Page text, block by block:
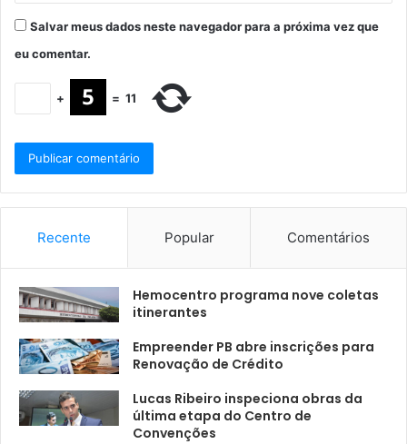
Salvar meus dados neste navegador para a próxima vez que
eu comentar.
+ = 11
Recente Popular Comentários
Hemocentro programa nove coletas
itinerantes
Empreender PB abre inscrições para
Renovação de Crédito
Lucas Ribeiro inspeciona obras da
última etapa do Centro de
Convenções